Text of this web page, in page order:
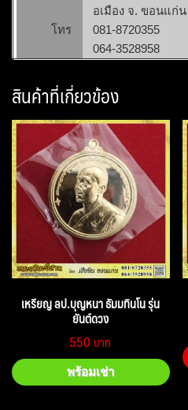
อเมือง จ. ขอนแก่น
โทร
081-8720355
064-3528958
สินค้าที่เกี่ยวข้อง
เหรียญ ลป.บุญหนา ธัมมทินโน รุ่น
ยันต์ดวง
550
พร้อมเช่า